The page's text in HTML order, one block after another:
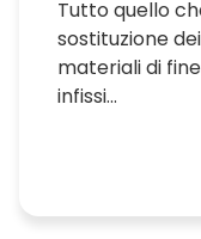
Tutto quello
sostituzione
materiali di
infissi...